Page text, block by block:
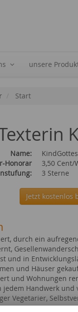
unsere
Start
Name:
KindGottes
Honorar
3,50 Cent/
3 Sterne
Jetzt kostenlos
durch ein
und in
und Häuser
und Wohnungen
jedem Handwerk
Vegetarier,